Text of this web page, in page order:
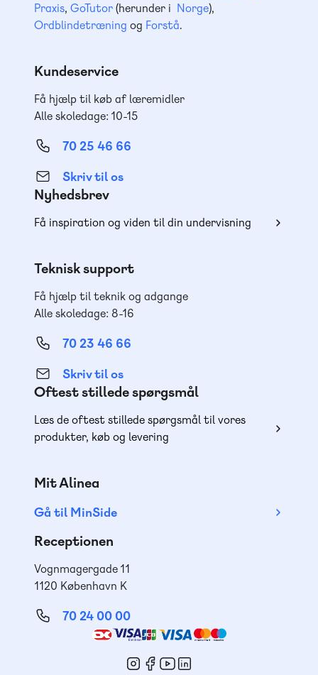
Praxis, GoTutor(herunder i Norge),
Ordblindetræning og Forstå.
Kundeservice
Få hjælp til køb af læremidler
Alle skoledage: 10-15
70 25 46 66
Skriv til os
Nyhedsbrev
Få inspiration og viden til din undervisning
Teknisk support
Få hjælp til teknik og adgange
Alle skoledage: 8-16
70 23 46 66
Skriv til os
Oftest stillede spørgsmål
Læs de oftest stillede spørgsmål til vores
produkter, køb og levering
Mit Alinea
Gå til MinSide
Receptionen
Vognmagergade 11
1120 København K
70 24 00 00